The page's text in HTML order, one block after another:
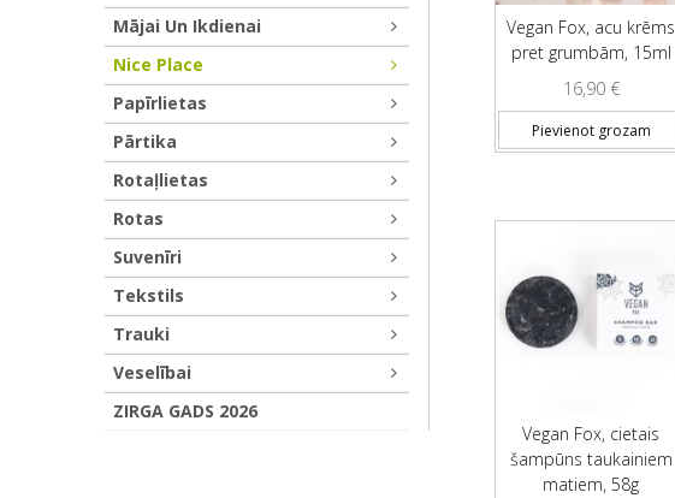
Vegan Fox, acu krēms
pret grumbām, 15ml
16,90 €
Pievienot grozam
Vegan Fox, cietais
šampūns taukainiem
matiem, 58g
Mājai Un Ikdienai
Nice Place
Papīrlietas
Pārtika
Rotaļlietas
Rotas
Suvenīri
Tekstils
Trauki
Veselībai
ZIRGA GADS 2026